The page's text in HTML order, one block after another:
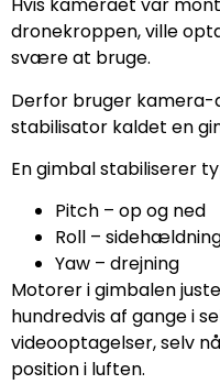
Hvis kameraet var
dronekroppen, ville
svære at bruge.
Derfor bruger kamera-
stabilisator kaldet en
En gimbal stabiliserer
Pitch – op og ned
Roll –
Yaw – drejning
Motorer i gimbalen
hundredvis af gange i
videooptagelser, selv
position i luften.